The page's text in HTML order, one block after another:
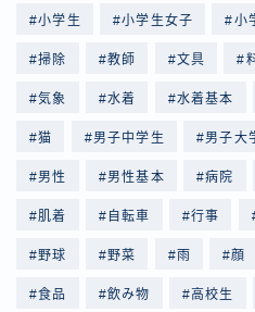
小学生 小学生女子 小
掃除 教師 文具
気象 水着 水着基本
猫 男子中学生 男子大
男性 男性基本 病院
肌着 自転車 行事
野球 野菜 雨 顔
食品 飲み物 高校生